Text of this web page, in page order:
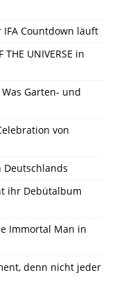
IFA Countdown läuft
UNIVERSE in
Garten- und
von
ihr Debütalbum
Immortal Man in
denn nicht jeder